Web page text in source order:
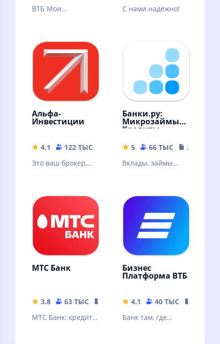
ВТБ Мои
помощник по
торговле на бирже
в смартфоне
С нами надежно!
Альфа-
Инвестиции
4.1 122 ТЫС
146.91 MB
Это ваш брокер,
облигации, ЦФА,
фонды, валюту
Банки.ру:
Микрозаймы,
Кредиты
5 66 ТЫС
22.19 MB
Вклады, займы
ипотека. Курсы
валют
МТС Банк
3.8 63 ТЫС
151.83 MB
МТС Банк: кредит,
Бизнес
Платформа ВТБ
4.1 40 ТЫС
Банк там, где